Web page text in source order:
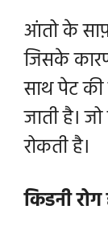
आंतो के साफ़
जिसके
साथ पेट की
जाती है।
रोकती है।
किडनी